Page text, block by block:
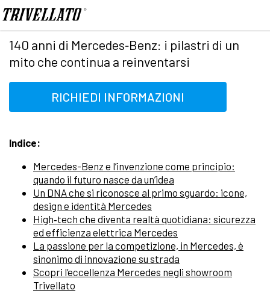
Home News
140 anni di Mercedes‑Benz: i pilastri di un
mito che continua a reinventarsi
RICHIEDI INFORMAZIONI
Indice:
Mercedes-Benz e l’invenzione come principio:
quando il futuro nasce da un’idea
Un DNA che si riconosce al primo sguardo: icone,
design e identità Mercedes
High‑tech che diventa realtà quotidiana: sicurezza
ed efficienza elettrica Mercedes
La passione per la competizione, in Mercedes, è
sinonimo di innovazione su strada
Scopri l’eccellenza Mercedes negli showroom
Trivellato